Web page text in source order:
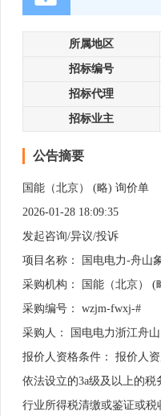
所属地区
招标编号
招标代理
招标业主
公告摘要
国能（北京） (略) 询价单
2026-01-28 18:09:35
发起咨询/异议/投诉
项目名称： 国电电力-舟山
采购机构： 国能（北京） (
采购编号： wzjm-fwxj-#
采购人： 国电电力浙江舟
报价人资格条件： 报价人
依法设立的3a级及以上的
行业所得税清缴或鉴证或